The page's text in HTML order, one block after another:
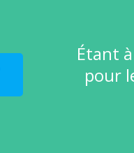
Étant
pour